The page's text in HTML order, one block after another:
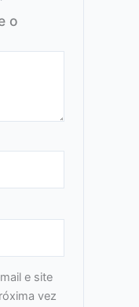
o
e site
vez